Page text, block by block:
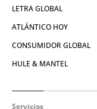
LETRA GLOBAL
ATLÁNTICO HOY
CONSUMIDOR GLOBAL
HULE & MANTEL
Servicios